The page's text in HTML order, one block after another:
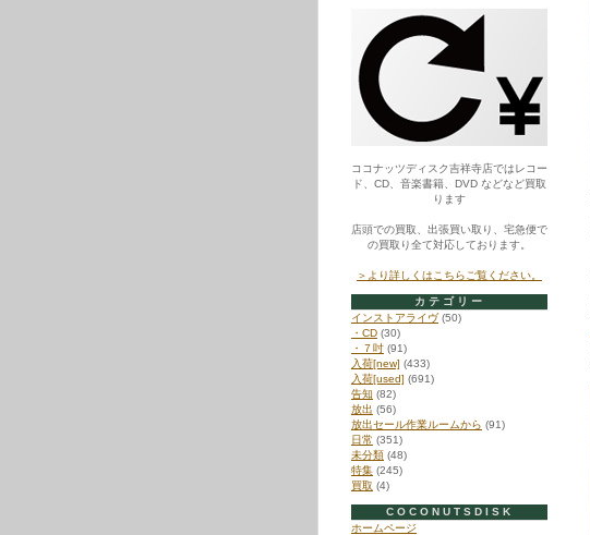
ココナッツディスク吉祥寺店ではレコー
ド、CD、音楽書籍、DVD などなど買取
ります
店頭での買取、出張買い取り、宅急便で
の買取り全て対応しております。
＞より詳しくはこちらご覧ください。
カテゴリー
インストアライヴ(50)
・CD (30)
・７吋 (91)
入荷[new] (433)
入荷[used] (691)
告知 (82)
放出 (56)
放出セール作業ルームから (91)
日常 (351)
未分類 (48)
特集 (245)
買取 (4)
COCONUTSDISK
ホームページ